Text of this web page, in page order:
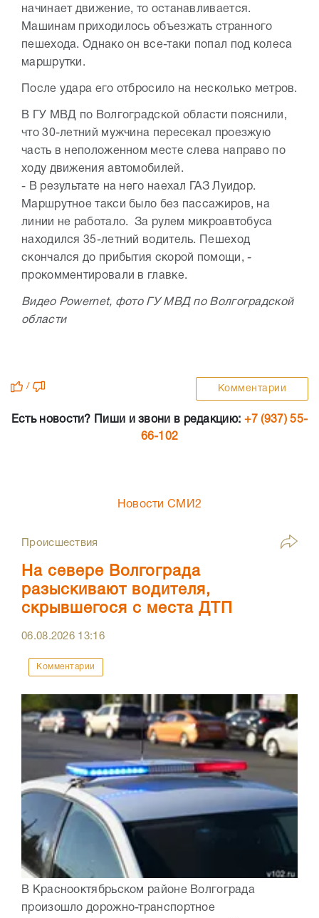
начинает движение, то останавливается.
Машинам приходилось объезжать странного
пешехода. Однако он все-таки попал под колеса
маршрутки.
После удара его отбросило на несколько метров.
В ГУ МВД по Волгоградской области пояснили,
что 30-летний мужчина пересекал проезжую
часть в неположенном месте слева направо по
ходу движения автомобилей.
- В результате на него наехал ГАЗ Луидор.
Маршрутное такси было без пассажиров, на
линии не работало. За рулем микроавтобуса
находился 35-летний водитель. Пешеход
скончался до прибытия скорой помощи, -
прокомментировали в главке.
Видео Powernet, фото ГУ МВД по Волгоградской
области
/ Комментарии
Есть новости? Пиши и звони в редакцию: +7 (937) 55-
66-102
Новости СМИ2
Происшествия
На севере Волгограда
разыскивают водителя,
скрывшегося с места ДТП
06.08.2026 13:16
Комментарии
В Краснооктябрьском районе Волгограда
произошло дорожно-транспортное